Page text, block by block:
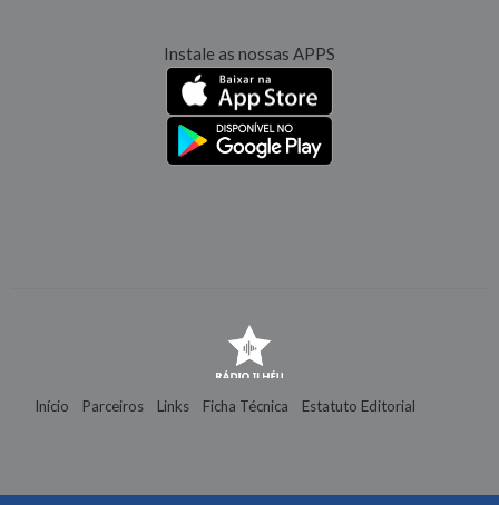
Instale as nossas APPS
Início Parceiros Links Ficha Técnica Estatuto Editorial